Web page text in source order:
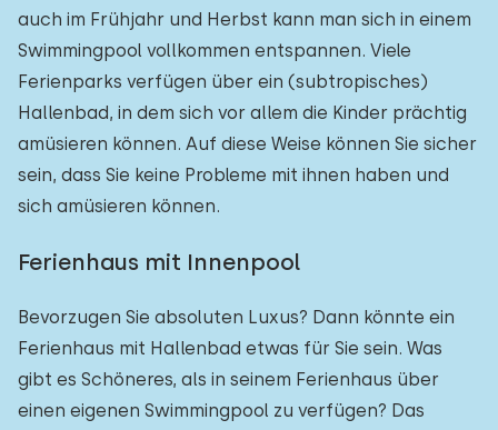
auch im Frühjahr und Herbst kann man sich in einem
Swimmingpool vollkommen entspannen. Viele
Ferienparks verfügen über ein (subtropisches)
Hallenbad, in dem sich vor allem die Kinder prächtig
amüsieren können. Auf diese Weise können Sie sicher
sein, dass Sie keine Probleme mit ihnen haben und
sich amüsieren können.
Ferienhaus mit Innenpool
Bevorzugen Sie absoluten Luxus? Dann könnte ein
Ferienhaus mit Hallenbad etwas für Sie sein. Was
gibt es Schöneres, als in seinem Ferienhaus über
einen eigenen Swimmingpool zu verfügen? Das